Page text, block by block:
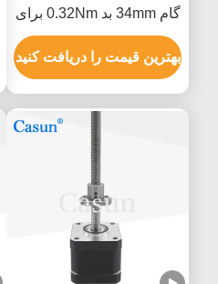
گام 34mm بد 0.32Nm برای
CNC چاپگر 3D 4-سرمایه
بهترین قیمت را دریافت کنید